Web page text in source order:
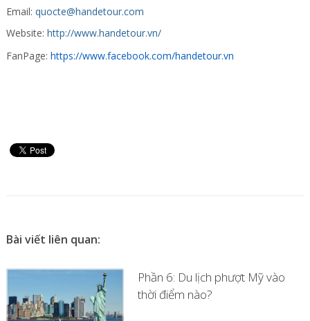
Email: quocte@handetour.com
Website: http://www.handetour.vn/
FanPage: https://www.facebook.com/handetour.vn
Bài viết liên quan:
Phần 6: Du lịch phượt Mỹ vào
thời điểm nào?